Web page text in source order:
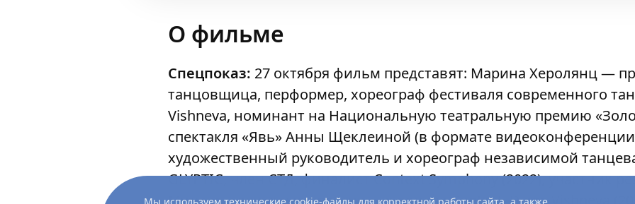
О фильме
Спецпоказ: 27 октября фильм представят: Марина Херолянц —
танцовщица, перформер, хореограф фестиваля современного
Vishneva, номинант на Национальную театральную премию
спектакля «Явь» Анны Щеклеиной (в формате
художественный руководитель и хореограф независимой
GLYPTIC, член СТД, финалист Context Symphony (2022), участник